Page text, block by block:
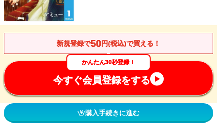
新規登録で50円(税込)で買える！
かんたん30秒登録！
今すぐ会員登録をする
購入手続きに進む